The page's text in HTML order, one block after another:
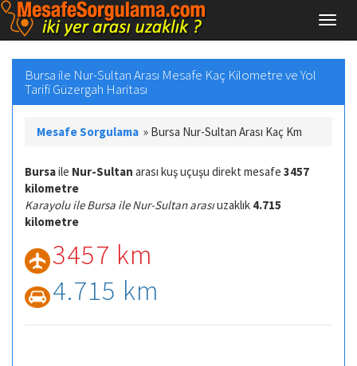
Bursa ile Nur-Sultan Arası Mesafe Kaç Kilometre ve Yol
Tarifi Güzergah Haritası
Mesafe Sorgulama » Bursa Nur-Sultan Arası Kaç Km
Bursaile Nur-Sultan arası kuş uçuşu direkt mesafe 3457
kilometre
Karayolu ile Bursa ile Nur-Sultan arasıuzaklık 4.715
kilometre
3457 km
4.715 km